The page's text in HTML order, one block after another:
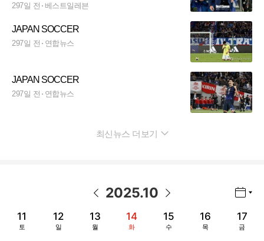
을 것"
297일 전 베스트일레븐
JAPAN SOCCER
297일 전 연합뉴스
JAPAN SOCCER
297일 전 연합뉴스
최신뉴스 더보기
2025.10
11
토
12
일
13
월
14
화
15
수
16
목
17
금